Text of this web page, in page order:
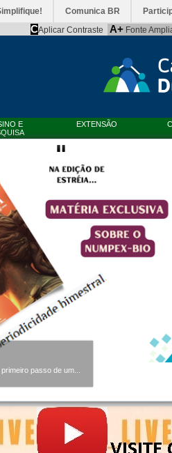
Comunica BR
CAplicar Contraste A+ Fonte
E
EXTENSÃO
passo de um...